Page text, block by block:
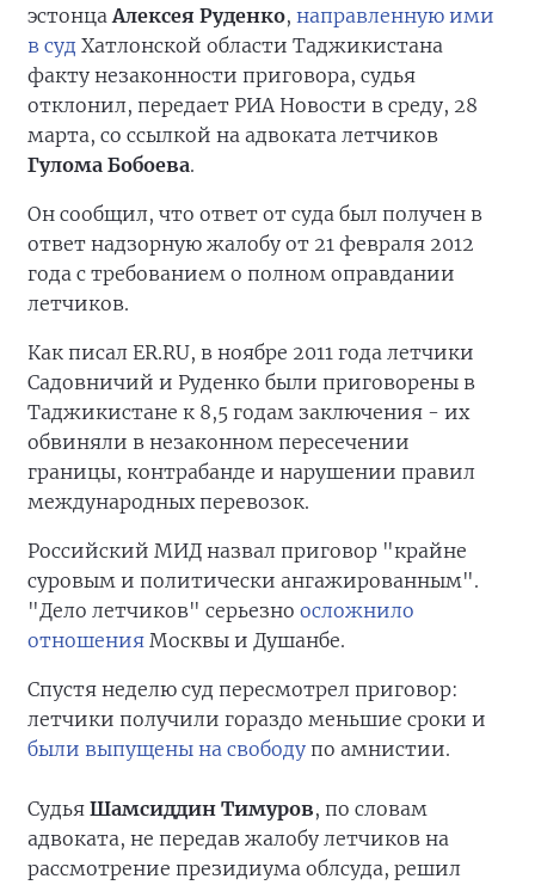
эстонцаАлексея Руденко, направленную ими
в суд Хатлонской области Таджикистана
факту незаконности приговора, судья
отклонил, передает РИА Новости в среду, 28
марта, со ссылкой на адвоката летчиков
Гулома Бобоева.
Он сообщил, что ответ от суда был получен в
ответ надзорную жалобу от 21 февраля 2012
года с требованием о полном оправдании
летчиков.
Как писал ER.RU, в ноябре 2011 года летчики
Садовничий и Руденко были приговорены в
Таджикистане к 8,5 годам заключения - их
обвиняли в незаконном пересечении
границы, контрабанде и нарушении правил
международных перевозок.
Российский МИД назвал приговор "крайне
суровым и политически ангажированным".
"Дело летчиков" серьезно осложнило
отношения Москвы и Душанбе.
Спустя неделю суд пересмотрел приговор:
летчики получили гораздо меньшие сроки и
были выпущены на свободу по амнистии.
Судья Шамсиддин Тимуров, по словам
адвоката, не передав жалобу летчиков на
рассмотрение президиума облсуда, решил